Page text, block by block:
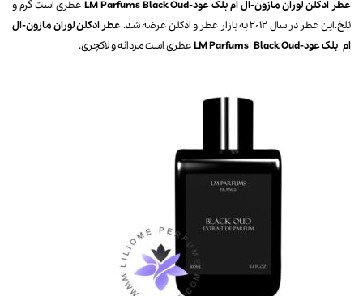
عطر ادکلن لوران مازون-ال ام بلک عود-LM Parfums Black Oud
عطری است گرم و
تلخ.این عطر در سال 2012 به بازار عطر و ادکلن عرضه شد.
عطر ادکلن لوران مازون-ال
ام بلک عود-LM Parfums Black Oud
عطری است مردانه و لاکچری.